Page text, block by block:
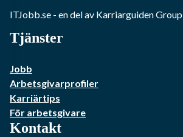
ITJobb.se - en del av Karriarguiden Group
Tjänster
Jobb
Arbetsgivarprofiler
Karriärtips
För arbetsgivare
Kontakt